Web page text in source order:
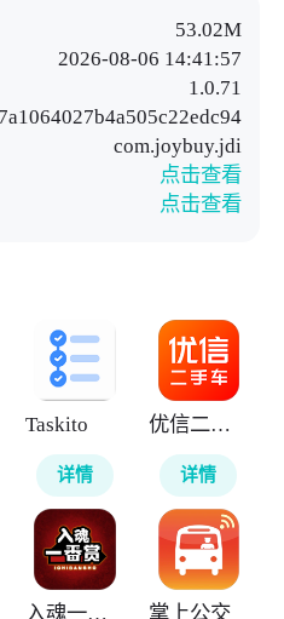
53.02M
2026-08-06 14:41:57
1.0.71
com.joybuy.jdi
点击查看
点击查看
Taskito
详情
优信二手车
详情
入魂一番赏 掌上公交